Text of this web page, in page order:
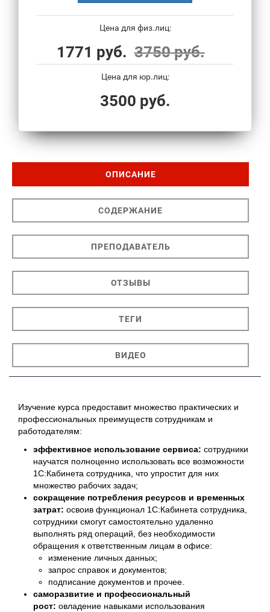
Цена для физ.лиц:
1771 руб. 3750 руб.
Цена для юр.лиц:
3500 руб.
ОПИСАНИЕ
СОДЕРЖАНИЕ
ПРЕПОДАВАТЕЛЬ
ОТЗЫВЫ
ТЕГИ
ВИДЕО
Изучение курса предоставит множество практических и
профессиональных преимуществ сотрудникам и
работодателям:
эффективное использование сервиса: сотрудники
научатся полноценно использовать все возможности
1С:Кабинета сотрудника, что упростит для них
множество рабочих задач;
сокращение потребления ресурсов и временных
затрат: освоив функционал 1С:Кабинета сотрудника,
сотрудники смогут самостоятельно удаленно
выполнять ряд операций, без необходимости
обращения к ответственным лицам в офисе:
изменение личных данных;
запрос справок и документов;
подписание документов и прочее.
саморазвитие и профессиональный
рост: овладение навыками использования